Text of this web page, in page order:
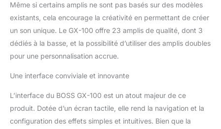
Même si certains amplis ne sont pas basés sur des modèles
existants, cela encourage la créativité en permettant de créer
un son unique. Le GX-100 offre 23 amplis de qualité, dont 3
dédiés à la basse, et la possibilité d’utiliser des amplis doubles
pour une personnalisation accrue.
Une interface conviviale et innovante
L’interface du BOSS GX-100 est un atout majeur de ce
produit. Dotée d’un écran tactile, elle rend la navigation et la
configuration des effets simples et intuitives. Bien que la